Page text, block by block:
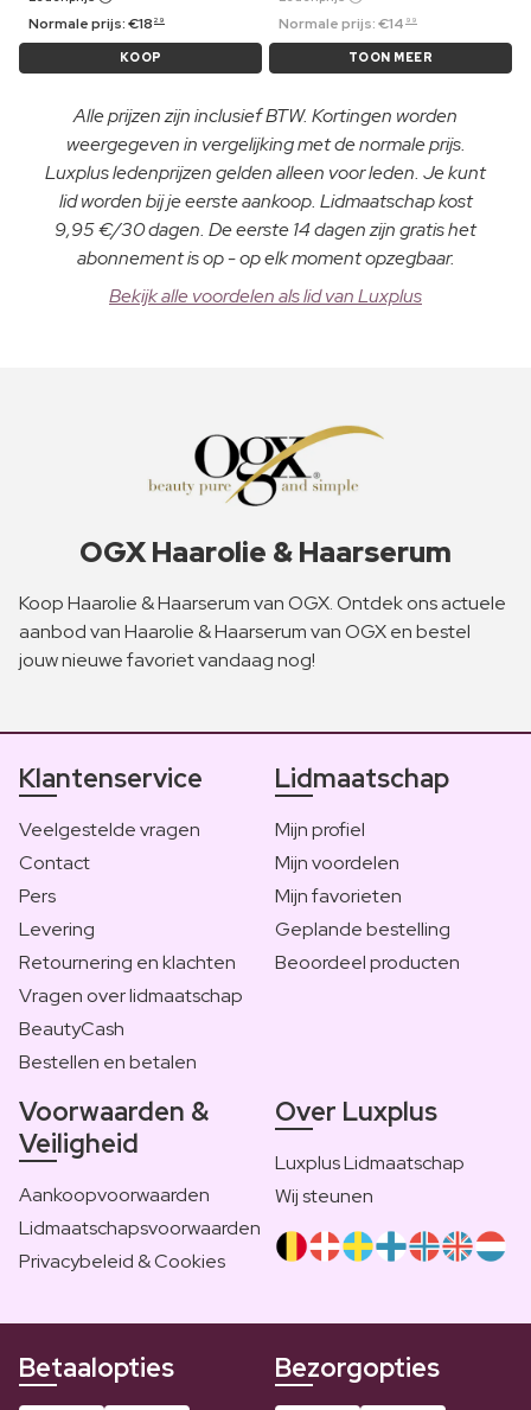
Normale prijs:€18 29
KOOP
Normale prijs:€14 99
TOON MEER
Alle prijzen zijn inclusief BTW. Kortingen worden
weergegeven in vergelijking met de normale prijs.
Luxplus ledenprijzen gelden alleen voor leden. Je kunt
lid worden bij je eerste aankoop. Lidmaatschap kost
9,95 €/30 dagen. De eerste 14 dagen zijn gratis het
abonnement is op - op elk moment opzegbaar.
Bekijk alle voordelen als lid van Luxplus
OGX Haarolie & Haarserum
Koop Haarolie & Haarserum van OGX. Ontdek ons actuele
aanbod van Haarolie & Haarserum van OGX en bestel
jouw nieuwe favoriet vandaag nog!
Klantenservice
Veelgestelde vragen
Contact
Pers
Levering
Retournering en klachten
Vragen over lidmaatschap
BeautyCash
Bestellen en betalen
Lidmaatschap
Mijn profiel
Mijn voordelen
Mijn favorieten
Geplande bestelling
Beoordeel producten
Voorwaarden &
Veiligheid
Aankoopvoorwaarden
Lidmaatschapsvoorwaarden
Privacybeleid & Cookies
Over Luxplus
Luxplus Lidmaatschap
Wij steunen
Betaalopties Bezorgopties